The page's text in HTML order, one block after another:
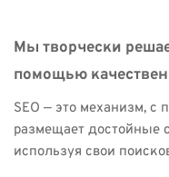
Мы творчески
помощью
SEO — это механизм, с
размещает достойные
используя свои